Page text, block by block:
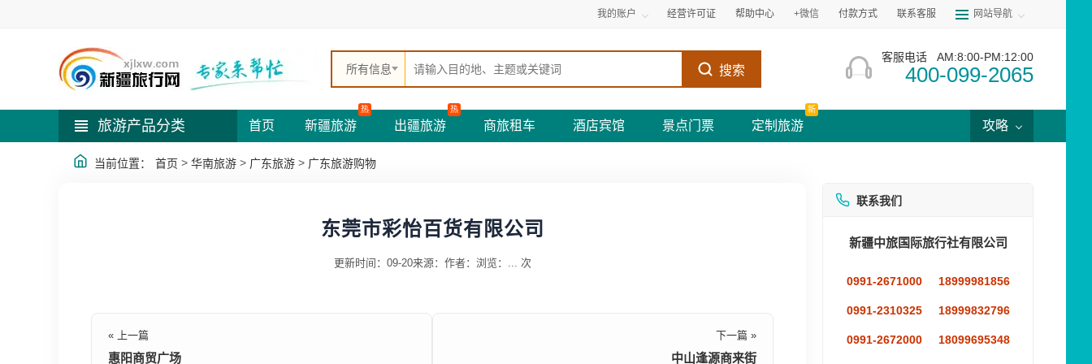
我的账户 经营许可证 帮助中心 +微信 付款方式 联系客服 网站导航
所有信息 搜索
客服电话 AM:8:00-PM:12:00
400-099-2065
旅游产品分类 首页 新疆旅游
热
出疆旅游
热
商旅租车 酒店宾馆 景点门票 定制旅游
新
攻略
当前位置： 首页 > 华南旅游 > 广东旅游 > 广东旅游购物
东莞市彩怡百货有限公司
更新时间：09-20来源： 作者： 浏览： ... 次
« 上一篇
惠阳商贸广场
下一篇 »
中山逢源商来街
联系我们
新疆中旅国际旅行社有限公司
0991-2671000 18999981856
0991-2310325 18999832796
0991-2672000 18099695348